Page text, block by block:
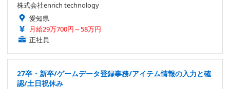
株式会社enrich technology
愛知県
月給29万700円～58万円
正社員
27卒・新卒/ゲームデータ登録事務/アイテム情報の入力と確
認/土日祝休み